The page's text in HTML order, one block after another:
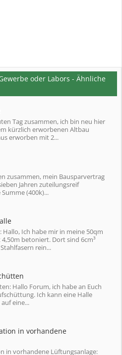
oder Labors - Ähnliche
Tag zusammen, ich bin neu hier
kürzlich erworbenen Altbau
erworben mit 2...
zusammen, mein Bausparvertrag
Jahren zuteilungsreif
(400k)...
Hallo, Ich habe mir in meine 50qm
betoniert. Dort sind 6cm³
rein...
Hallo Forum, ich habe an Euch
Ich kann eine Halle
eine...
in vorhandene
in vorhandene Lüftungsanlage: